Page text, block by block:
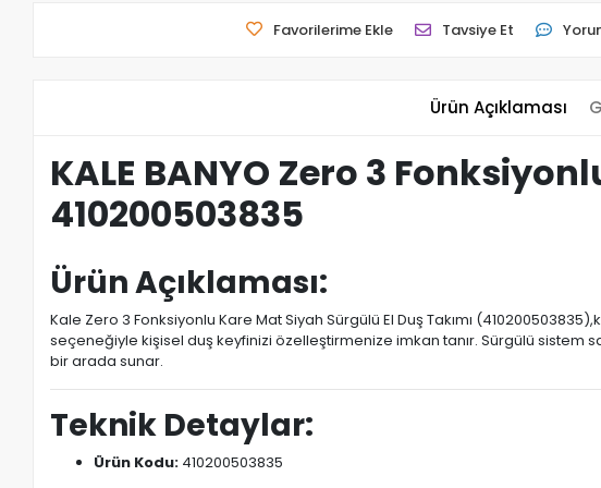
Favorilerime Ekle Tavsiye Et
Ürün Açıklaması
KALE BANYO Zero 3
410200503835
Ürün Açıklaması:
Kale Zero 3 Fonksiyonlu Kare Mat Siyah Sürgülü El Duş Takımı
seçeneğiyle kişisel duş keyfinizi özelleştirmenize imkan tanır. Sürgülü sistem
bir arada sunar.
Teknik Detaylar:
Ürün Kodu: 410200503835